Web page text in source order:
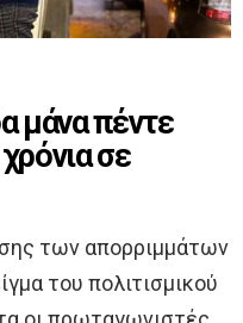
μάνα πέντε
σε
των απορριμμάτων
του πολιτισμικού